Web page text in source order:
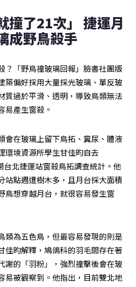
撞了21次」 捷運月
成野鳥殺手
？「野鳥撞玻璃回報」臉書社團版
築偏好採用大量採光玻璃、單反玻
質過於平滑、透明，導致鳥類無法
易產生窗殺。
會在玻璃上留下鳥拓、糞尿、體液
環境資源所學生甘佳昀自去
台北捷運站窗殺鳥拓調查統計。他
站點週遭樹木多，且月台採大面積
鳥想穿越月台，就很容易發生窗
類為五色鳥，但最容易發現的則是
佳昀解釋，鳩鴿科的羽毛間存在著
謝的「羽粉」，強烈撞擊後會在玻
易被觀察到。他指出，目前雙北地